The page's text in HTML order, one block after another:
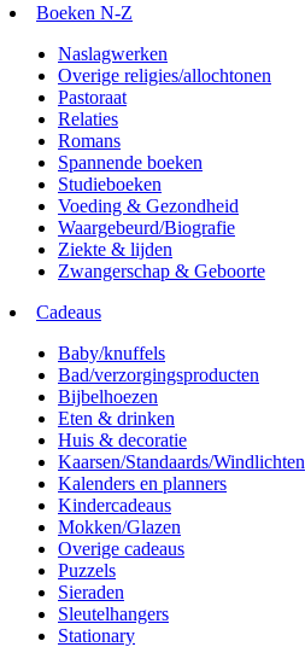
Boeken N-Z
Naslagwerken
Overige religies/allochtonen
Pastoraat
Relaties
Romans
Spannende boeken
Studieboeken
Voeding & Gezondheid
Waargebeurd/Biografie
Ziekte & lijden
Zwangerschap & Geboorte
Cadeaus
Baby/knuffels
Bad/verzorgingsproducten
Bijbelhoezen
Eten & drinken
Huis & decoratie
Kaarsen/Standaards/Windlichten
Kalenders en planners
Kindercadeaus
Mokken/Glazen
Overige cadeaus
Puzzels
Sieraden
Sleutelhangers
Stationary